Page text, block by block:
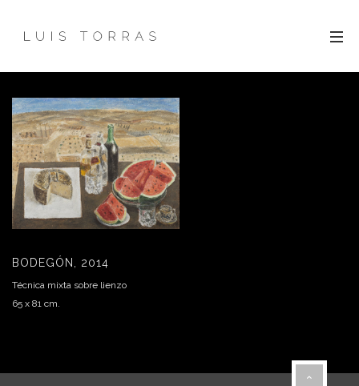
BODEGÓN, 2014
Técnica mixta sobre lienzo
65 x 81 cm.